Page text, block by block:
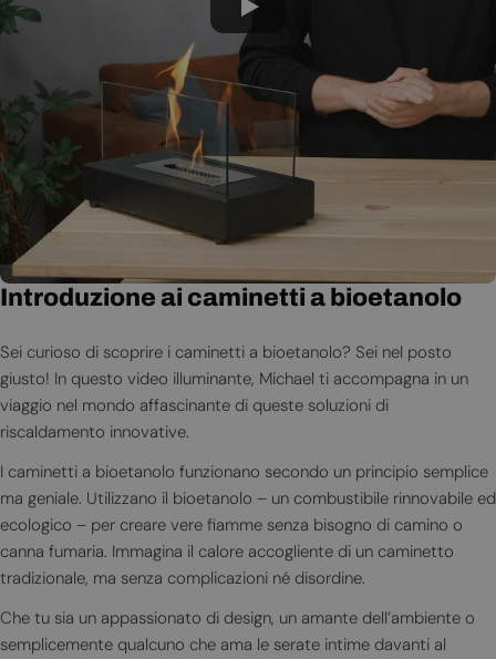
Introduzione ai caminetti a bioetanolo
Sei curioso di scoprire i caminetti a bioetanolo? Sei nel posto
giusto! In questo video illuminante, Michael ti accompagna in un
viaggio nel mondo affascinante di queste soluzioni di
riscaldamento innovative.
I caminetti a bioetanolo funzionano secondo un principio semplice
ma geniale. Utilizzano il bioetanolo – un combustibile rinnovabile ed
ecologico – per creare vere fiamme senza bisogno di camino o
canna fumaria. Immagina il calore accogliente di un caminetto
tradizionale, ma senza complicazioni né disordine.
Che tu sia un appassionato di design, un amante dell’ambiente o
semplicemente qualcuno che ama le serate intime davanti al